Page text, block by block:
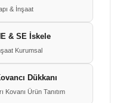
& İnşaat
& SE İskele
Kurumsal
Dükkanı
Kovanı Ürün Tanıtım